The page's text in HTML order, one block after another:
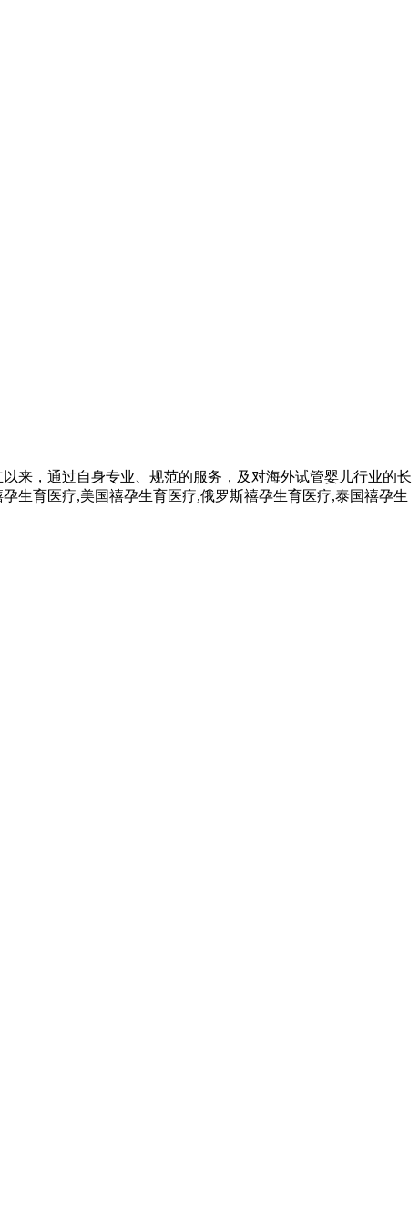
来，通过自身专业、规范的服务，及对海外试管婴儿行业的长
生育医疗,美国禧孕生育医疗,俄罗斯禧孕生育医疗,泰国禧孕生